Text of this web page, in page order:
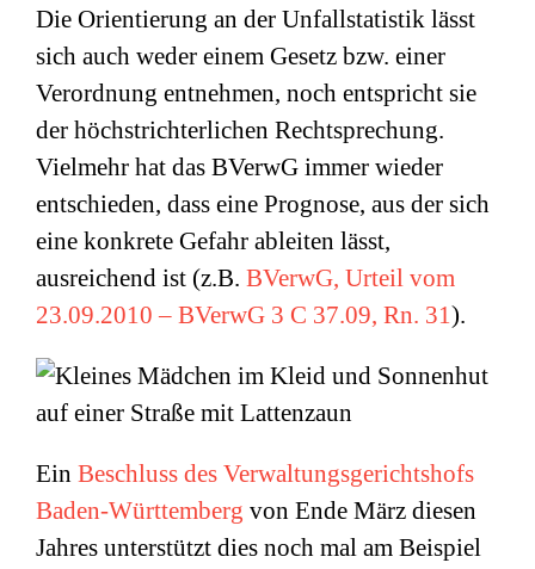
Die Orientierung an der Unfallstatistik lässt
sich auch weder einem Gesetz bzw. einer
Verordnung entnehmen, noch entspricht sie
der höchstrichterlichen Rechtsprechung.
Vielmehr hat das BVerwG immer wieder
entschieden, dass eine Prognose, aus der sich
eine konkrete Gefahr ableiten lässt,
ausreichend ist (z.B. BVerwG, Urteil vom
23.09.2010 – BVerwG 3 C 37.09, Rn. 31).
Ein Beschluss des Verwaltungsgerichtshofs
Baden-Württemberg von Ende März diesen
Jahres unterstützt dies noch mal am Beispiel